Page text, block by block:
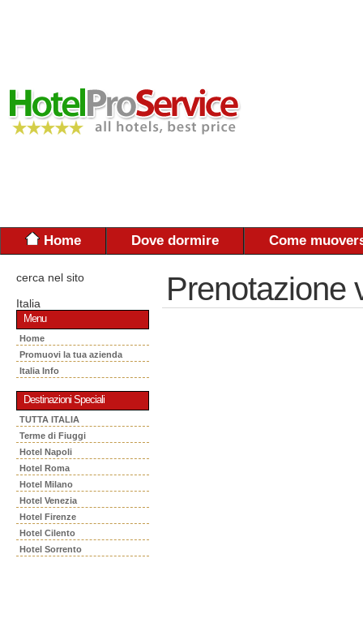
Home Dove dormire Come
cerca nel sito
Italia
Menu
Home
Promuovi la tua azienda
Italia Info
Destinazioni Speciali
TUTTA ITALIA
Terme di Fiuggi
Hotel Napoli
Hotel Roma
Hotel Milano
Hotel Venezia
Hotel Firenze
Hotel Cilento
Hotel Sorrento
Prenotazione